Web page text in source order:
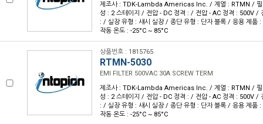
제조사 : TDK-Lambda Americas Inc. / 계열 : RTMN /
성 : 2 스테이지 / 전압 - DC 정격 : / 전압 - AC 정격 : 500V /
: / 실장 유형 : 섀시 실장 / 종단 유형 : 단자 블록 / 응용 제품
작동 온도 : -25°C ~ 85°C
상품번호 : 1815765
RTMN-5030
EMI FILTER 500VAC 30A SCREW TERM
제조사 : TDK-Lambda Americas Inc. / 계열 : RTMN /
성 : 2 스테이지 / 전압 - DC 정격 : / 전압 - AC 정격 : 500V /
: / 실장 유형 : 섀시 실장 / 종단 유형 : 단자 블록 / 응용 제품
작동 온도 : -25°C ~ 85°C